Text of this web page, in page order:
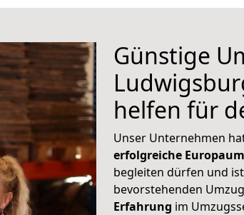
Günstige
helfen für
Unser Unternehmen
erfolgreiche
begleiten dürfen und
bevorstehenden
Erfahrung im